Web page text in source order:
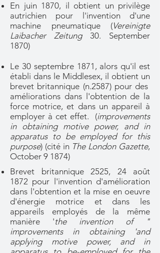
En juin 1870, il obtient un privilège
autrichien pour l'invention d'une
machine pneumatique (Vereinigte
Laibacher Zeitung30. September
1870)
Le 30 septembre 1871, alors qu'il est
établi dans le Middlesex, il obtient un
brevet britannique (n.2587) pour des
améliorations dans l'obtention de la
force motrice, et dans un appareil à
employer à cet effet. (improvements
in obtaining motive power, and in
apparatus to be employed for this
purpose) (cité in The London Gazette,
October 9 1874)
Brevet britannique 2525, 24 août
1872 pour l'invention d'amélioration
dans l'obtention et la mise en oeuvre
d'énergie motrice et dans les
appareils employés de la même
manière 'the invention of "
improvements in obtaining 'and
applying motive power, and in